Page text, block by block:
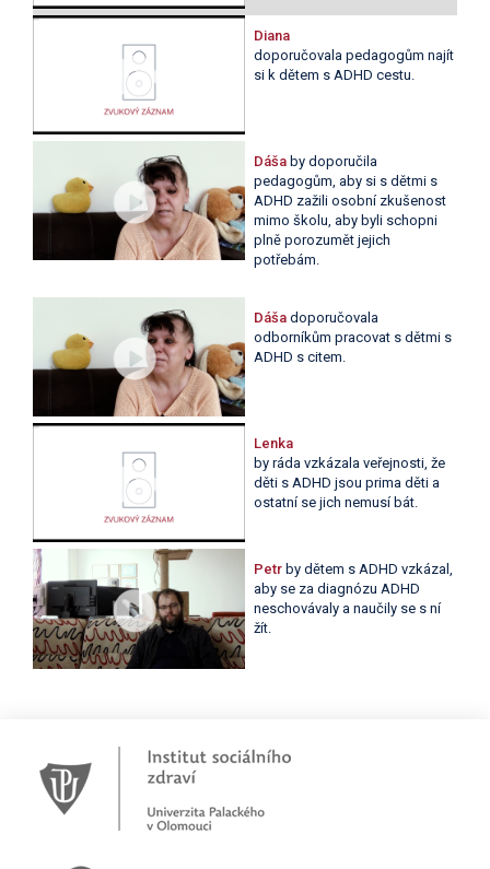
Diana
doporučovala pedagogům najít
si k dětem s ADHD cestu.
Dáša by doporučila
pedagogům, aby si s dětmi s
ADHD zažili osobní zkušenost
mimo školu, aby byli schopni
plně porozumět jejich
potřebám.
Dáša doporučovala
odborníkům pracovat s dětmi s
ADHD s citem.
Lenka
by ráda vzkázala veřejnosti, že
děti s ADHD jsou prima děti a
ostatní se jich nemusí bát.
Petr by dětem s ADHD vzkázal,
aby se za diagnózu ADHD
neschovávaly a naučily se s ní
žít.